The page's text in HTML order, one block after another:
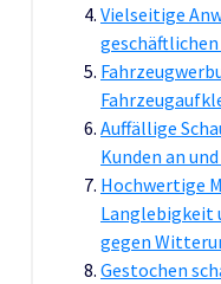
Vielseitige
Auffällige
Kunden an
Hochwertige
Langlebigkeit
gegen
Gestochen